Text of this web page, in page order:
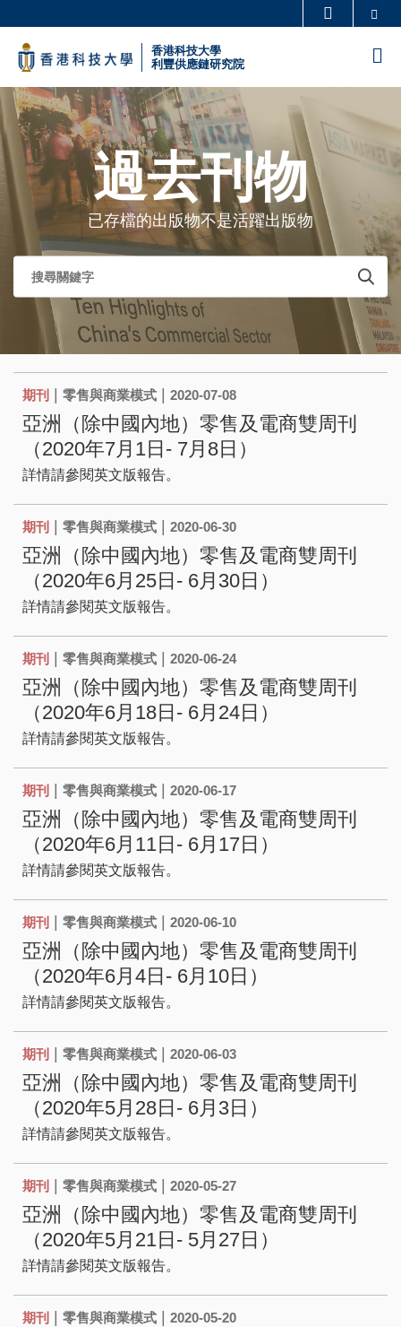
main
content
校園地圖及指南
教授簡錄 認識科大
香港科技大學
利豐供應鏈研究院
Sections
過去刊物
已存檔的出版物不是活躍出版物
期刊 | 零售與商業模式 | 2020-07-08
亞洲（除中國內地）零售及電商雙周刊
（2020年7月1日- 7月8日）
詳情請參閱英文版報告。
期刊 | 零售與商業模式 | 2020-06-30
亞洲（除中國內地）零售及電商雙周刊
（2020年6月25日- 6月30日）
詳情請參閱英文版報告。
期刊 | 零售與商業模式 | 2020-06-24
亞洲（除中國內地）零售及電商雙周刊
（2020年6月18日- 6月24日）
詳情請參閱英文版報告。
期刊 | 零售與商業模式 | 2020-06-17
亞洲（除中國內地）零售及電商雙周刊
（2020年6月11日- 6月17日）
詳情請參閱英文版報告。
期刊 | 零售與商業模式 | 2020-06-10
亞洲（除中國內地）零售及電商雙周刊
（2020年6月4日- 6月10日）
詳情請參閱英文版報告。
期刊 | 零售與商業模式 | 2020-06-03
亞洲（除中國內地）零售及電商雙周刊
（2020年5月28日- 6月3日）
詳情請參閱英文版報告。
期刊 | 零售與商業模式 | 2020-05-27
亞洲（除中國內地）零售及電商雙周刊
（2020年5月21日- 5月27日）
詳情請參閱英文版報告。
期刊 | 零售與商業模式 | 2020-05-20